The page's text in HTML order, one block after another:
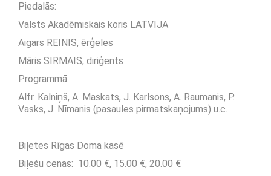
Piedalās:
Valsts Akadēmiskais koris LATVIJA
Aigars REINIS, ērģeles
Māris SIRMAIS, diriģents
Programmā:
Alfr. Kalniņš, A. Maskats, J. Karlsons, A. Raumanis, P.
Vasks, J. Nīmanis (pasaules pirmatskaņojums) u.c.
Biļetes Rīgas Doma kasē
Biļešu cenas: 10.00 €, 15.00 €, 20.00 €